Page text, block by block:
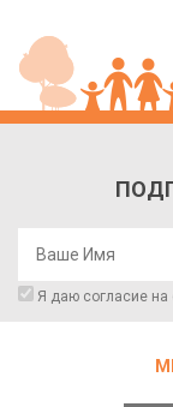
Я даю согласие на